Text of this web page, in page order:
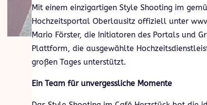
Mit einem einzigartigen Style Shooting im
Hochzeitsportal Oberlausitz offiziell unter
Mario Förster, die Initiatoren des Portals und
Plattform, die ausgewählte
großen Tages unterstützt.
Ein Team für unvergessliche Momente